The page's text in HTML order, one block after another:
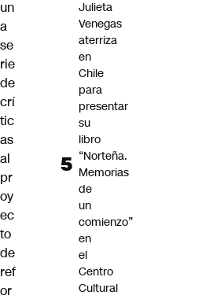
un
a
se
rie
de
crí
tic
as
al
pr
oy
ec
to
de
ref
or
Julieta
Venegas
aterriza
en
Chile
para
presentar
su
libro
“Norteña.
Memorias
de
un
comienzo”
en
el
Centro
Cultural